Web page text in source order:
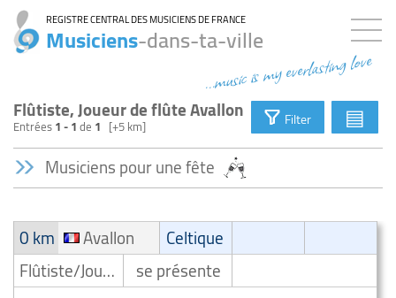
REGISTRE CENTRAL DES MUSICIENS DE FRANCE
Musiciens-dans-ta-ville
...music is my everlasting love
Flûtiste, Joueur de flûte Avallon
Entrées1 - 1de 1 [+5 km] Filter ▤
Musiciens pour une fête
0 km Avallon
Celtique
Flûtiste/Joueur de flûte
se présente